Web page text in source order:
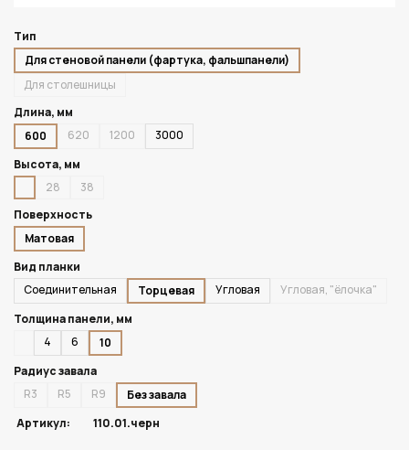
Тип
Для стеновой панели (фартука, фальшпанели)
Для столешницы
Длина, мм
600
620 1200
3000
Высота, мм
28
38
Поверхность
Матовая
Вид планки
Соединительная
Торцевая Угловая
Угловая, "ёлочка"
Толщина панели, мм
4
6
10
Радиус завала
R3
R5 R9
Без завала
Артикул:
110.01.черн